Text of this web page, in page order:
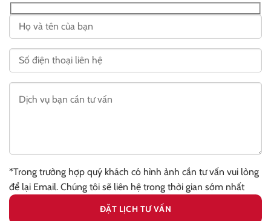
*Trong trường hợp quý khách có hình ảnh cần tư vấn vui lòng
để lại Email. Chúng tôi sẽ liên hệ trong thời gian sớm nhất